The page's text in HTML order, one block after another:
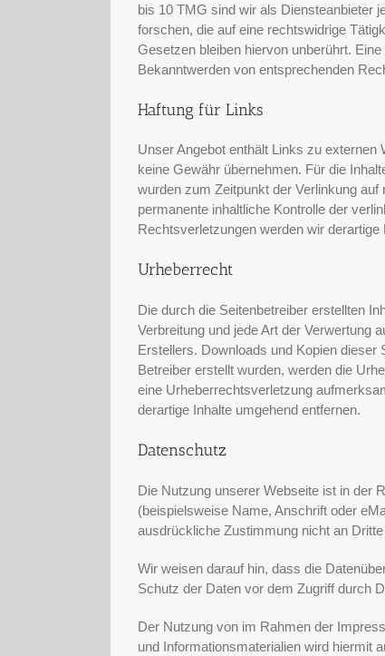
bis 10 TMG sind wir als Diensteanbieter
forschen, die auf eine rechtswidrige
Gesetzen bleiben hiervon unberührt.
Bekanntwerden von entsprechenden
Haftung für Links
Unser Angebot enthält Links zu
keine Gewähr übernehmen. Für die
wurden zum Zeitpunkt der Verlinkung
permanente inhaltliche Kontrolle der
Rechtsverletzungen werden wir
Urheberrecht
Die durch die Seitenbetreiber erstellten
Verbreitung und jede Art der Verwertung
Erstellers. Downloads und Kopien
Betreiber erstellt wurden, werden die
eine Urheberrechtsverletzung
derartige Inhalte umgehend entfernen.
Datenschutz
Die Nutzung unserer Webseite ist in der
(beispielsweise Name, Anschrift oder
ausdrückliche Zustimmung nicht an
Wir weisen darauf hin, dass die
Schutz der Daten vor dem Zugriff durch
Der Nutzung von im Rahmen der
und Informationsmaterialien wird hiermit